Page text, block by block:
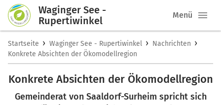
Waginger See -
Rupertiwinkel
Menü
Startseite › Waginger See - Rupertiwinkel › Nachrichten ›
Konkrete Absichten der Ökomodellregion
Konkrete Absichten der Ökomodellregion
Gemeinderat von Saaldorf-Surheim spricht sich